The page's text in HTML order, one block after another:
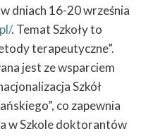
dniach 16-20 września
. Temat Szkoły to
terapeutyczne”.
jest ze wsparciem
Szkół
co zapewnia
w Szkole doktorantów